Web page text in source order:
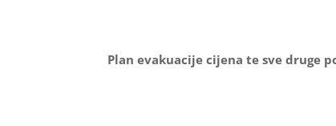
Plan evakuacije cijena te sve druge